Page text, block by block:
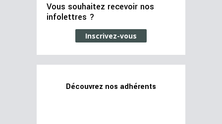
Vous souhaitez recevoir nos
infolettres ?
Inscrivez-vous
Découvrez nos adhérents